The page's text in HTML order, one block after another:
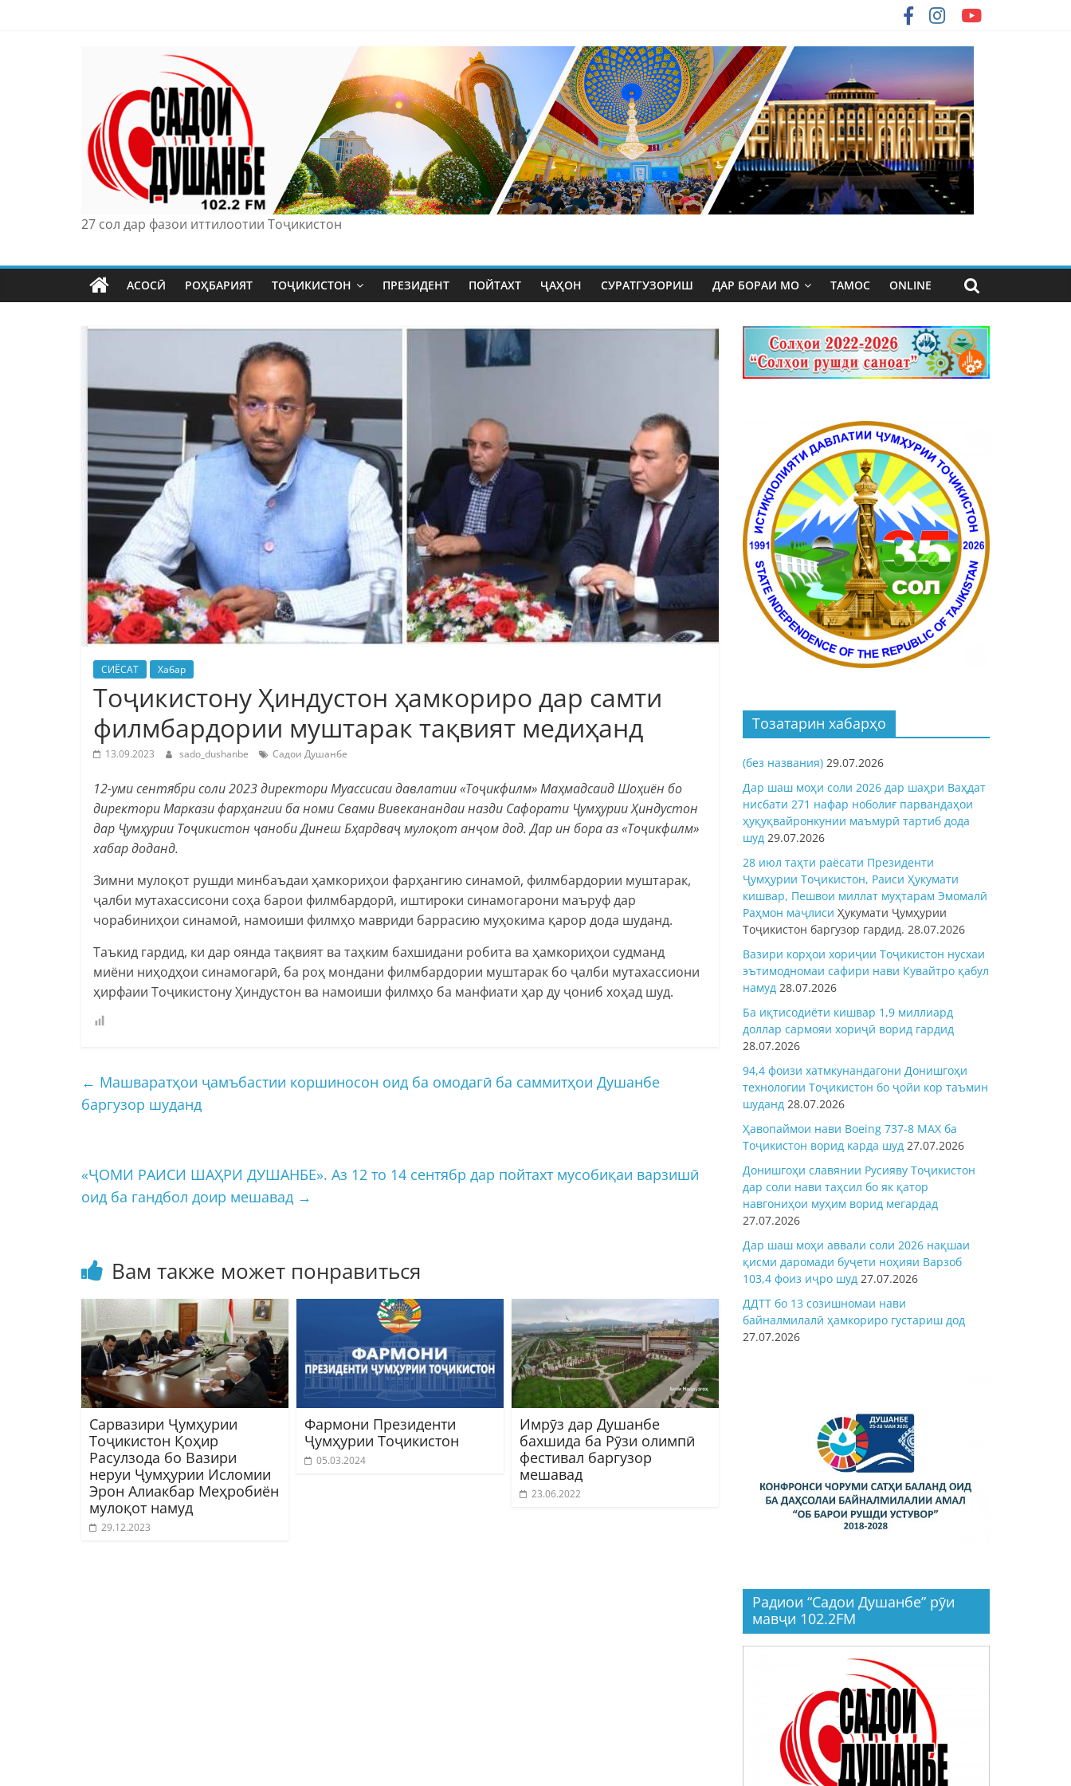
27 сол дар фазои иттилоотии Тоҷикистон
АСОСӢ РОҲБАРИЯТ ТОҶИКИСТОН ПРЕЗИДЕНТ ПОЙТАХТ ҶАҲОН СУРАТГУЗОРИШ ДАР БОРАИ МО ТАМОС ONLINE
СИЁСАТ Хабар
Тоҷикистону Ҳиндустон ҳамкориро дар самти
филмбардории муштарак тақвият медиҳанд
13.09.2023 sado_dushanbe Садои Душанбе
12-уми сентябри соли 2023 директори Муассисаи давлатии «Тоҷикфилм» Маҳмадсаид Шоҳиён бо
директори Маркази фарҳангии ба номи Свами Вивеканандаи назди Сафорати Ҷумҳурии Ҳиндустон
дар Ҷумҳурии Тоҷикистон ҷаноби Динеш Бҳардваҷ мулоқот анҷом дод. Дар ин бора аз «Тоҷикфилм»
хабар доданд.
Зимни мулоқот рушди минбаъдаи ҳамкориҳои фарҳангию синамоӣ, филмбардории муштарак,
ҷалби мутахассисони соҳа барои филмбардорӣ, иштироки синамогарони маъруф дар
чорабиниҳои синамоӣ, намоиши филмҳо мавриди баррасию муҳокима қарор дода шуданд.
Таъкид гардид, ки дар оянда тақвият ва таҳким бахшидани робита ва ҳамкориҳои судманд
миёни ниҳодҳои синамогарӣ, ба роҳ мондани филмбардории муштарак бо ҷалби мутахассиони
ҳирфаии Тоҷикистону Ҳиндустон ва намоиши филмҳо ба манфиати ҳар ду ҷониб хоҳад шуд.
← Машваратҳои ҷамъбастии коршиносон оид ба омодагӣ ба саммитҳои Душанбе
баргузор шуданд
«ҶОМИ РАИСИ ШАҲРИ ДУШАНБЕ». Аз 12 то 14 сентябр дар пойтахт мусобиқаи варзишӣ
оид ба гандбол доир мешавад →
Вам также может понравиться
Сарвазири Ҷумҳурии
Тоҷикистон Қоҳир
Расулзода бо Вазири
неруи Ҷумҳурии Исломии
Эрон Алиакбар Меҳробиён
мулоқот намуд
29.12.2023
Фармони Президенти
Ҷумҳурии Тоҷикистон
05.03.2024
Имрӯз дар Душанбе
бахшида ба Рӯзи олимпӣ
фестивал баргузор
мешавад
23.06.2022
Тозатарин хабарҳо
(без названия) 29.07.2026
Дар шаш моҳи соли 2026 дар шаҳри Ваҳдат
нисбати 271 нафар ноболиғ парвандаҳои
ҳуқуқвайронкунии маъмурӣ тартиб дода
шуд 29.07.2026
28 июл таҳти раёсати Президенти
Ҷумҳурии Тоҷикистон, Раиси Ҳукумати
кишвар, Пешвои миллат муҳтарам Эмомалӣ
Раҳмон маҷлиси Ҳукумати Ҷумҳурии
Тоҷикистон баргузор гардид. 28.07.2026
Вазири корҳои хориҷии Тоҷикистон нусхаи
эътимодномаи сафири нави Кувайтро қабул
намуд 28.07.2026
Ба иқтисодиёти кишвар 1,9 миллиард
доллар сармояи хориҷӣ ворид гардид
28.07.2026
94,4 фоизи хатмкунандагони Донишгоҳи
технологии Тоҷикистон бо ҷойи кор таъмин
шуданд 28.07.2026
Ҳавопаймои нави Boeing 737-8 MAX ба
Тоҷикистон ворид карда шуд 27.07.2026
Донишгоҳи славянии Русияву Тоҷикистон
дар соли нави таҳсил бо як қатор
навгониҳои муҳим ворид мегардад
27.07.2026
Дар шаш моҳи аввали соли 2026 нақшаи
қисми даромади буҷети ноҳияи Варзоб
103,4 фоиз иҷро шуд 27.07.2026
ДДТТ бо 13 созишномаи нави
байналмилалӣ ҳамкориро густариш дод
27.07.2026
Радиои “Садои Душанбе” рӯи
мавҷи 102.2FM